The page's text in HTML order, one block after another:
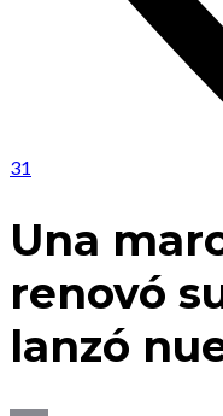
31
Una
renovó
lanzó